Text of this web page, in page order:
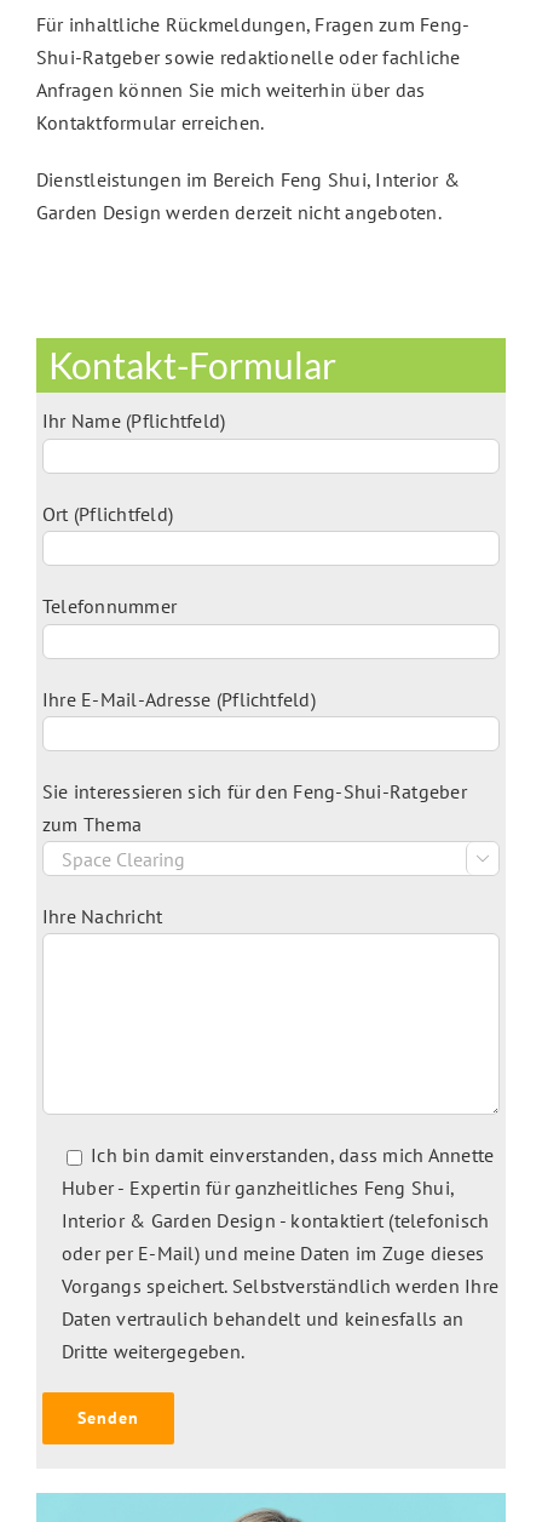
Für inhaltliche Rückmeldungen, Fragen zum Feng-
Shui-Ratgeber sowie redaktionelle oder fachliche
Anfragen können Sie mich weiterhin über das
Kontaktformular erreichen.
Dienstleistungen im Bereich Feng Shui, Interior &
Garden Design werden derzeit nicht angeboten.
Kontakt-Formular
Ihr Name (Pflichtfeld)
Ort (Pflichtfeld)
Telefonnummer
Ihre E-Mail-Adresse (Pflichtfeld)
Sie interessieren sich für den Feng-Shui-Ratgeber
zum Thema

Ihre Nachricht
Ich bin damit einverstanden, dass mich Annette
Huber - Expertin für ganzheitliches Feng Shui,
Interior & Garden Design - kontaktiert (telefonisch
oder per E-Mail) und meine Daten im Zuge dieses
Vorgangs speichert. Selbstverständlich werden Ihre
Daten vertraulich behandelt und keinesfalls an
Dritte weitergegeben.